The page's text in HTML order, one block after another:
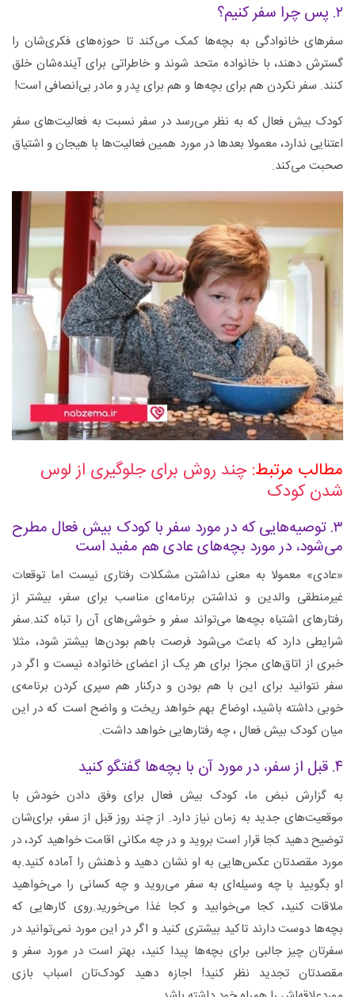
۲. پس چرا سفر کنیم؟
سفرهای خانوادگی به بچه‌ها کمک می‌کند تا حوزه‌های فکری‌شان را
گسترش دهند، با خانواده متحد شوند و خاطراتی برای آینده‌شان خلق
کنند. سفر نکردن هم برای بچه‌ها و هم برای پدر و مادر بی‌انصافی است!
کودک بیش فعال که به نظر می‌رسد در سفر نسبت به فعالیت‌های سفر
اعتنایی ندارد، معمولا بعدها در مورد همین فعالیت‌ها با هیجان و اشتیاق
صحبت می‌کند.
مطالب مرتبط: چند روش برای جلوگیری از لوس
شدن کودک
۳. توصیه‌هایی که در مورد سفر با کودک بیش فعال مطرح
می‌شود، در مورد بچه‌های عادی هم مفید است
«عادی» معمولا به معنی نداشتن مشکلات رفتاری نیست اما توقعات
غیرمنطقی والدین و نداشتن برنامه‌ای مناسب برای سفر، بیشتر از
رفتارهای اشتباه بچه‌ها می‌‌تواند سفر و خوشی‌های آن را تباه کند.سفر
شرایطی دارد که باعث می‌شود فرصت باهم بودن‌ها بیشتر شود، مثلا
خبری از اتاق‌های مجزا برای هر یک از اعضای خانواده نیست و اگر در
سفر نتوانید برای این با هم بودن و درکنار هم سپری کردن برنامه‌ی
خوبی داشته باشید، اوضاع بهم خواهد ریخت و واضح است که در این
میان کودک بیش فعال ، چه رفتارهایی خواهد داشت.
۴. قبل از سفر، در مورد آن با بچه‌ها گفتگو کنید
به گزارش نبض ما، کودک بیش فعال برای وفق دادن خودش با
موقعیت‌های جدید به زمان نیاز دارد. از چند روز قبل از سفر، برای‌شان
توضیح دهید کجا قرار است بروید و در چه مکانی اقامت خواهید کرد، در
مورد مقصدتان عکس‌هایی به او نشان دهید و ذهنش را آماده کنید.به
او بگویید با چه وسیله‌ای به سفر می‌روید و چه کسانی را می‌خواهید
ملاقات کنید، کجا می‌خوابید و کجا غذا می‌خورید.روی کارهایی که
بچه‌ها دوست دارند تاکید بیشتری کنید و اگر در این مورد نمی‌توانید در
سفرتان چیز جالبی برای بچه‌ها پیدا کنید، بهتر است در مورد سفر و
مقصدتان تجدید نظر کنید! اجازه دهید کودک‌تان اسباب بازی